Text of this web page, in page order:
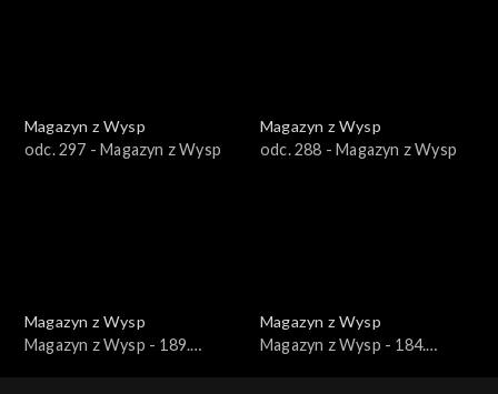
Magazyn z Wysp
odc. 297 - Magazyn z Wysp
Magazyn z Wysp
odc. 288 - Magazyn z Wysp
Magazyn z Wysp
Magazyn z Wysp - 189.
Magazyn z Wysp
Magazyn z Wysp - 184.